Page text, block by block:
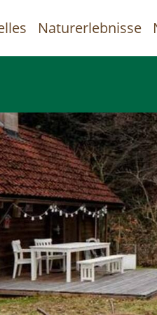
Naturerlebnisse